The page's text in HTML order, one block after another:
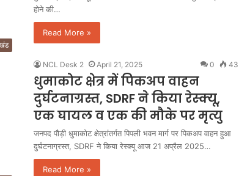
होने की…
Read More »
NCL Desk 2 April 21, 2025 0 43
धुमाकोट क्षेत्र में पिकअप वाहन
दुर्घटनाग्रस्त, SDRF ने किया रेस्क्यू,
एक घायल व एक की मौके पर मृत्यु
जनपद पौड़ी धुमाकोट क्षेत्रांतर्गत पिपली भवन मार्ग पर पिकअप वाहन हुआ
दुर्घटनाग्रस्त, SDRF ने किया रेस्क्यू आज 21 अप्रैल 2025…
Read More »